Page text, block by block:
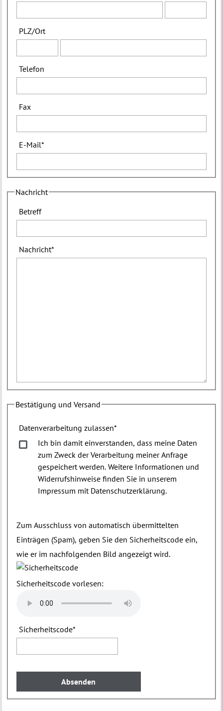
PLZ/Ort
Telefon
Fax
E-Mail*
Nachricht
Betreff
Nachricht*
Bestätigung und Versand
Datenverarbeitung zulassen*
Ich bin damit einverstanden, dass meine Daten
zum Zweck der Verarbeitung meiner Anfrage
gespeichert werden. Weitere Informationen und
Widerrufshinweise finden Sie in unserem
Impressum mit Datenschutzerklärung.
Zum Ausschluss von automatisch übermittelten
Einträgen (Spam), geben Sie den Sicherheitscode ein,
wie er im nachfolgenden Bild angezeigt wird.
Sicherheitscode vorlesen:
Sicherheitscode*